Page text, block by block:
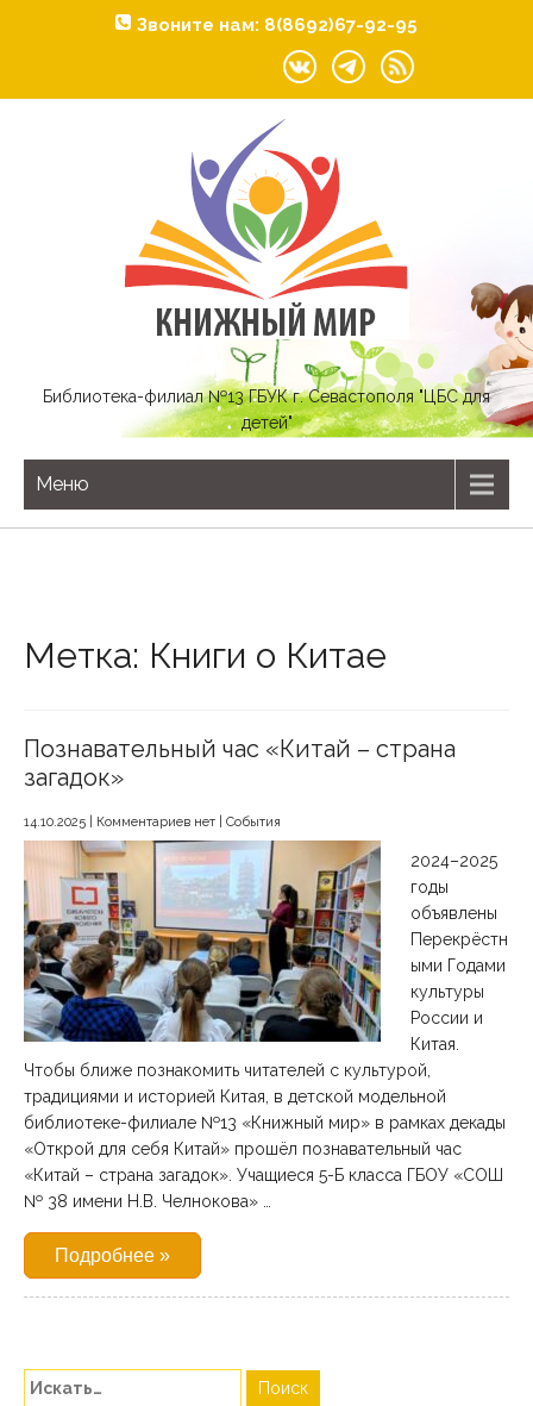
Звоните нам: 8(8692)67-92-95
Библиотека-филиал №13 ГБУК г. Севастополя "ЦБС для
детей"
Меню
Метка: Книги о Китае
Познавательный час «Китай – страна
загадок»
14.10.2025 Комментариев нет События
2024–2025
годы
объявлены
Перекрёстн
ыми Годами
культуры
России и
Китая.
Чтобы ближе познакомить читателей с культурой,
традициями и историей Китая, в детской модельной
библиотеке-филиале №13 «Книжный мир» в рамках декады
«Открой для себя Китай» прошёл познавательный час
«Китай – страна загадок». Учащиеся 5-Б класса ГБОУ «СОШ
№ 38 имени Н.В. Челнокова» …
Подробнее »